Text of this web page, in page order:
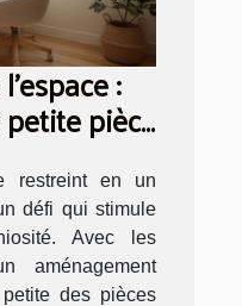
:
pièce
restreint en un
défi qui stimule
Avec les
aménagement
des pièces